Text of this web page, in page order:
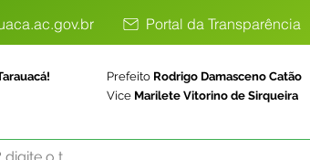
Portal da Transparência
Prefeito Rodrigo Damasceno Catão
Vice Marilete Vitorino de Sirqueira